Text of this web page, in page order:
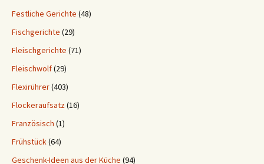
Festliche Gerichte (48)
Fischgerichte (29)
Fleischgerichte (71)
Fleischwolf(29)
Flexirührer(403)
Flockeraufsatz(16)
Französisch (1)
Frühstück(64)
Geschenk-Ideen aus der Küche (94)